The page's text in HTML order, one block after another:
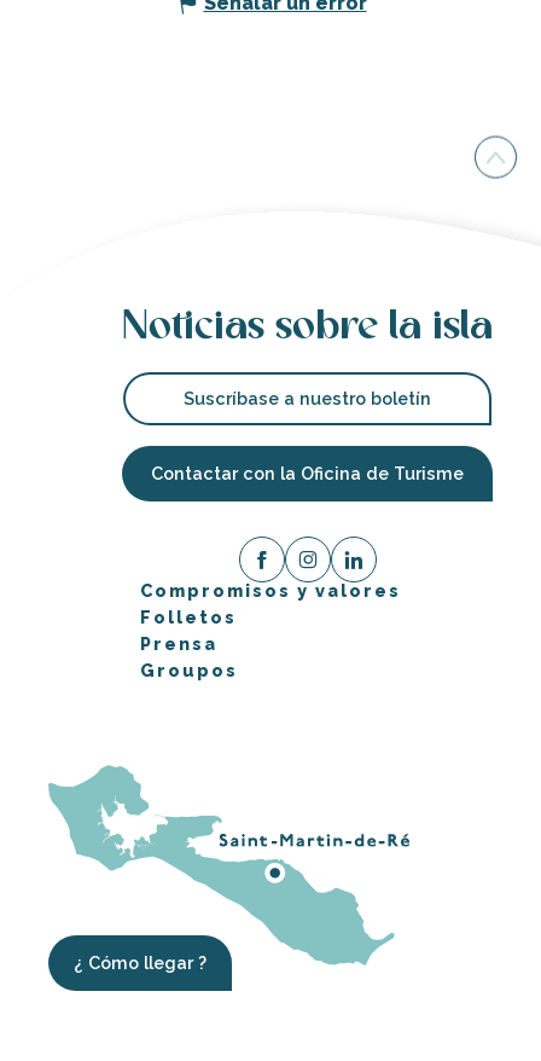
Noticias sobre la isla
Suscríbase a nuestro boletín
Contactar con la Oficina de Turisme
Compromisos y valores
Folletos
Prensa
Groupos
¿ Cómo llegar ?